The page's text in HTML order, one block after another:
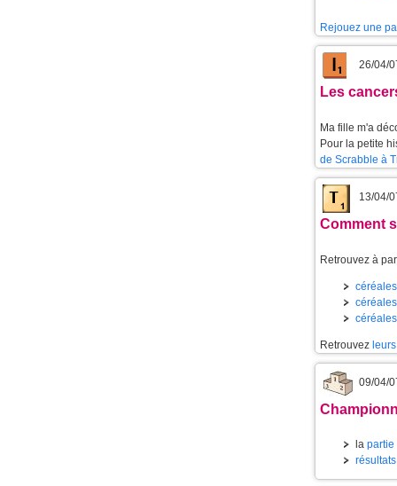
Rejouez une
26/04/
Les
Ma fille m'a
Pour la petite
de Scrabble à
13/04/
Comment
Retrouvez à
Retrouvez
09/04/
la partie
résultats